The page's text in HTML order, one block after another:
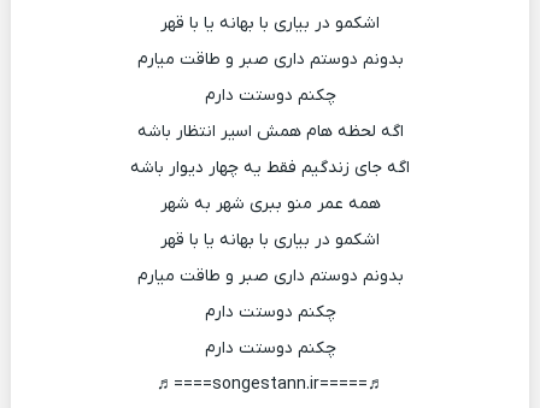
اشکمو در بیاری با بهانه یا با قهر
بدونم دوستم داری صبر و طاقت میارم
چکنم دوستت دارم
اگه لحظه هام همش اسیر انتظار باشه
اگه جای زندگیم فقط یه چهار دیوار باشه
همه عمر منو ببری شهر به شهر
اشکمو در بیاری با بهانه یا با قهر
بدونم دوستم داری صبر و طاقت میارم
چکنم دوستت دارم
چکنم دوستت دارم
♬=====songestann.ir====♬